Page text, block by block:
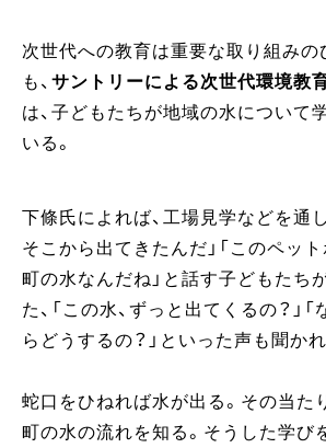
次世代への教育は重要な取り組みの
も、 サントリーによる次世代環境教育
は、子どもたちが地域の水について
いる。
下條氏によれば、工場見学などを通
そこから出てきたんだ」「このペッ
町の水なんだね」と話す子どもたち
た、「この水、ずっと出てくるの？」
らどうするの？」といった声も聞かれ
蛇口をひねれば水が出る。その当た
町の水の流れを知る。そうした学び